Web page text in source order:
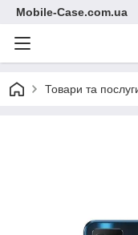
Mobile-Case.com.ua
Товари та